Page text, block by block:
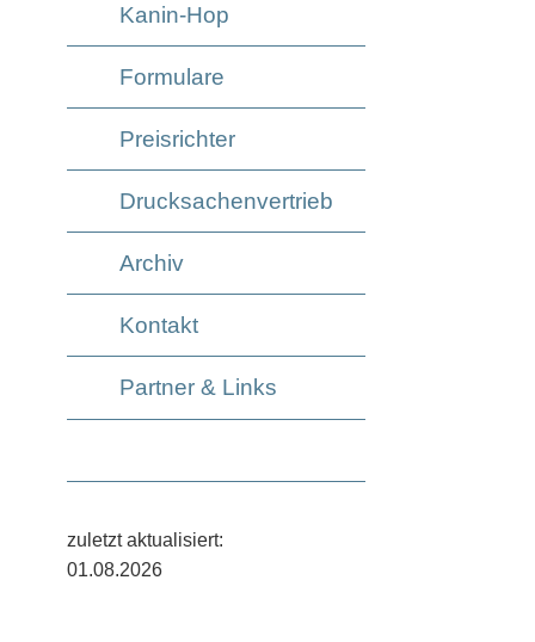
Kanin-Hop
Formulare
Preisrichter
Drucksachenvertrieb
Archiv
Kontakt
Partner & Links
zuletzt aktualisiert:
01.08.2026